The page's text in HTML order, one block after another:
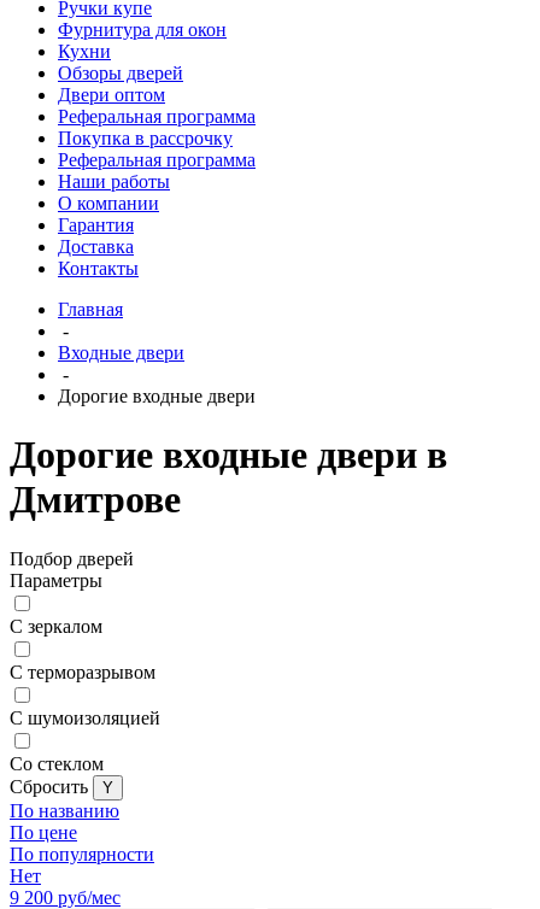
Ручки купе
Фурнитура для окон
Кухни
Обзоры дверей
Двери оптом
Реферальная программа
Покупка в рассрочку
Реферальная программа
Наши работы
О компании
Гарантия
Доставка
Контакты
Главная
-
Входные двери
-
Дорогие входные двери
Дорогие входные двери в
Дмитрове
Подбор дверей
Параметры
С зеркалом
С терморазрывом
С шумоизоляцией
Со стеклом
Cбросить
По названию
По цене
По популярности
Нет
9 200 руб/мес